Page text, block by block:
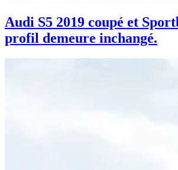
Audi S5 2019 coupé et
profil demeure inchangé.